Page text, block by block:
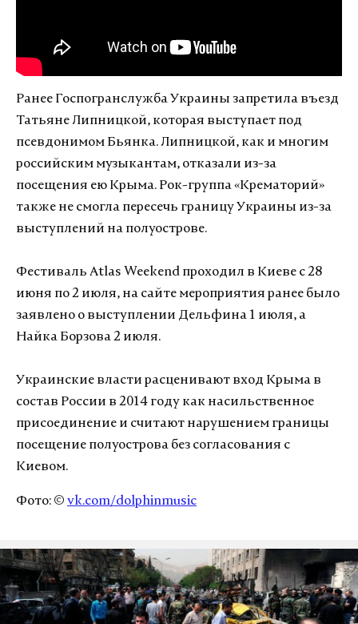
Ранее Госпогранслужба Украины запретила въезд
Татьяне Липницкой, которая выступает под
псевдонимом Бьянка. Липницкой, как и многим
российским музыкантам, отказали из-за
посещения ею Крыма. Рок-группа «Крематорий»
также не смогла пересечь границу Украины из-за
выступлений на полуострове.
Фестиваль Atlas Weekend проходил в Киеве с 28
июня по 2 июля, на сайте мероприятия ранее было
заявлено о выступлении Дельфина 1 июля, а
Найка Борзова 2 июля.
Украинские власти расценивают вход Крыма в
состав России в 2014 году как насильственное
присоединение и считают нарушением границы
посещение полуострова без согласования с
Киевом.
Фото: © vk.com/dolphinmusic